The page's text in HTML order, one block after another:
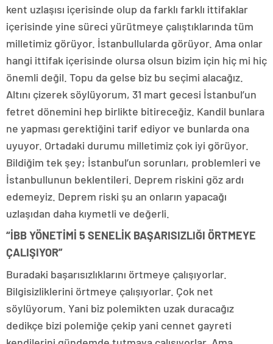
kent uzlaşısı içerisinde olup da farklı farklı ittifaklar
içerisinde yine süreci yürütmeye çalıştıklarında tüm
milletimiz görüyor. İstanbullularda görüyor. Ama onlar
hangi ittifak içerisinde olursa olsun bizim için hiç mi hiç
önemli değil. Topu da gelse biz bu seçimi alacağız.
Altını çizerek söylüyorum, 31 mart gecesi İstanbul’un
fetret dönemini hep birlikte bitireceğiz. Kandil bunlara
ne yapması gerektiğini tarif ediyor ve bunlarda ona
uyuyor. Ortadaki durumu milletimiz çok iyi görüyor.
Bildiğim tek şey; İstanbul’un sorunları, problemleri ve
İstanbullunun beklentileri. Deprem riskini göz ardı
edemeyiz. Deprem riski şu an onların yapacağı
uzlaşıdan daha kıymetli ve değerli.
“İBB YÖNETİMİ 5 SENELİK BAŞARISIZLIĞI ÖRTMEYE
ÇALIŞIYOR”
Buradaki başarısızlıklarını örtmeye çalışıyorlar.
Bilgisizliklerini örtmeye çalışıyorlar. Çok net
söylüyorum. Yani biz polemikten uzak duracağız
dedikçe bizi polemiğe çekip yani cennet gayreti